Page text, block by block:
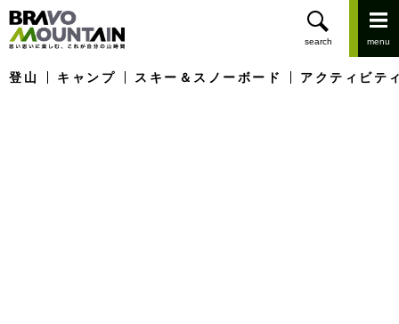
登山 キャンプ スキー＆スノーボード アクティビテ